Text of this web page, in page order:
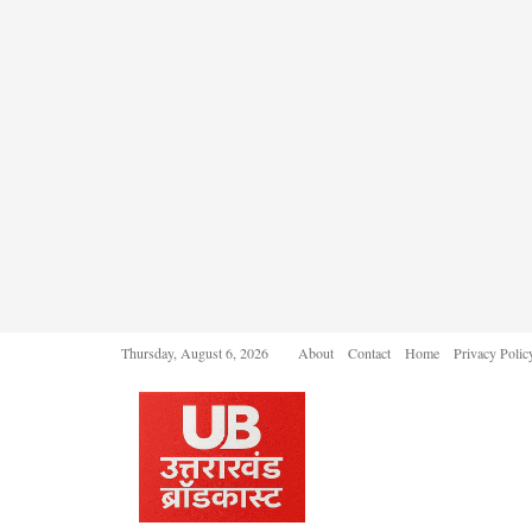
Thursday, August 6, 2026 About Contact Home Privacy